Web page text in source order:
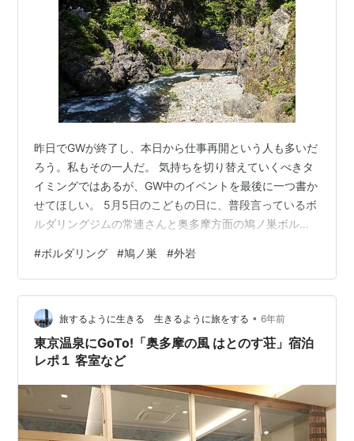
昨日でGWが終了し、本日から仕事再開という人も多いだ
ろう。私もその一人だ。 気持ちを切り替えていくべきタ
イミングではあるが、GW中のイベントを最後に一つ書か
せてほしい。 5月5日のこどもの日に、普段言っているボ
ルダリングジムの常連さんと奥多摩方面の鳩ノ巣ボルダ
とがあるが、鳩ノ巣は初めて。 元々渓谷が有名な場所と
いうことで、確かに美しい景色が広がっており、周囲に
は観光客が大勢いた。 その中で今回挑んだのは「磐座詣
（1級）」という課題。 下地が斜めで体勢が悪く、足も狭
いので離陸にかなり手間取った。しかし、一度離陸のコ
ツを覚えてしま…
#ボルダリング #鳩ノ巣 #外岩
旅するように生きる 生きるように旅をする • 6年前
東京温泉にGoTo!「奥多摩の風 はとのす荘」宿泊
レポ１ 客室など